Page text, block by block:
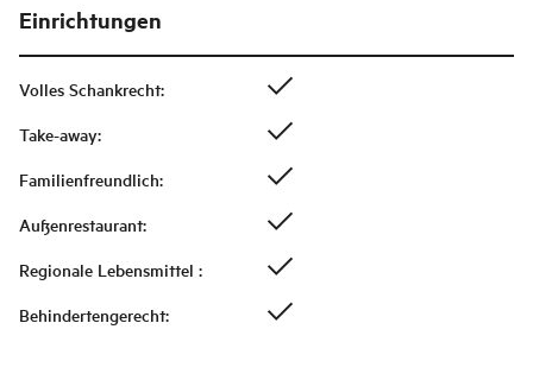
Einrichtungen
Volles Schankrecht:
Take-away:
Familienfreundlich:
Außenrestaurant:
Regionale Lebensmittel :
Behindertengerecht: